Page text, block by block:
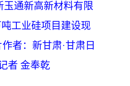
玉通新高新材料有限
工业硅项目建设现
者：新甘肃·甘肃日
者 金奉乾